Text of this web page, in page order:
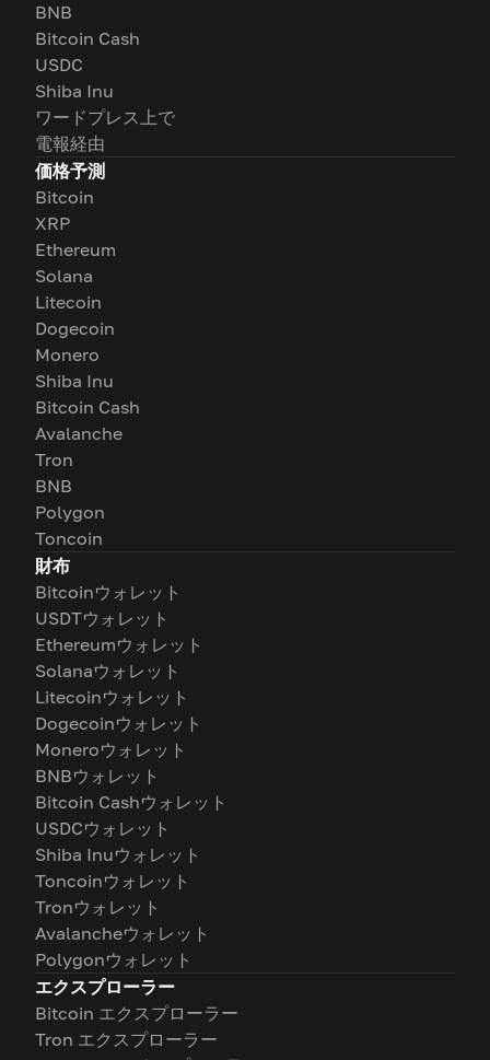
BNB
Bitcoin Cash
USDC
Shiba Inu
ワードプレス上で
電報経由
価格予測
Bitcoin
XRP
Ethereum
Solana
Litecoin
Dogecoin
Monero
Shiba Inu
Bitcoin Cash
Avalanche
Tron
BNB
Polygon
Toncoin
財布
Bitcoinウォレット
USDTウォレット
Ethereumウォレット
Solanaウォレット
Litecoinウォレット
Dogecoinウォレット
Moneroウォレット
BNBウォレット
Bitcoin Cashウォレット
USDCウォレット
Shiba Inuウォレット
Toncoinウォレット
Tronウォレット
Avalancheウォレット
Polygonウォレット
エクスプローラー
Bitcoin エクスプローラー
Tron エクスプローラー